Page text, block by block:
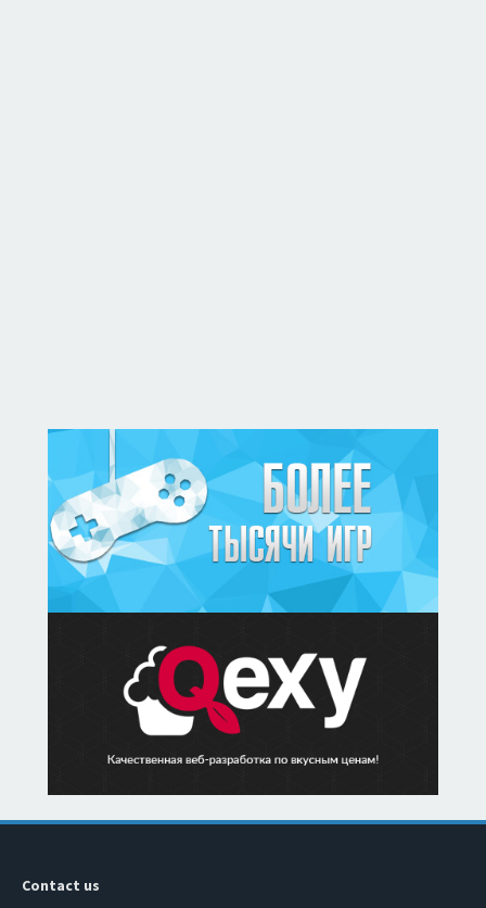
Contact us